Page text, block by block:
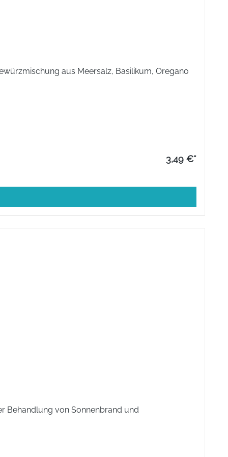
träufeln Sie diese spezielle Mischung mit einer
enthalten.
2,84 g, davon Zucker: <0,01 g, Eiweiß: 0,07
aus Meersalz, Basilikum, Oregano
3,49 €*
Behandlung von Sonnenbrand und